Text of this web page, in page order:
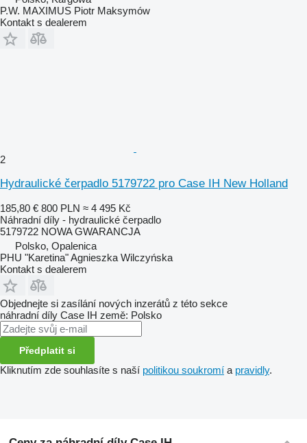
P.W. MAXIMUS Piotr Maksymów
Kontakt s dealerem
2
Hydraulické čerpadlo 5179722 pro Case IH New Holland
185,80 € 800 PLN ≈ 4 495 Kč
Náhradní díly - hydraulické čerpadlo
5179722 NOWA GWARANCJA
Polsko, Opalenica
PHU "Karetina" Agnieszka Wilczyńska
Kontakt s dealerem
Objednejte si zasílání nových inzerátů z této sekce
náhradní díly Case IH země: Polsko
Předplatit si
Kliknutím zde souhlasíte s naší politikou soukromí a pravidly.